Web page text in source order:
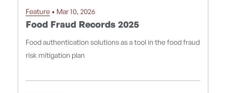
Feature • Mar 10, 2026
Food Fraud Records 2025
Food authentication solutions as a tool in the food fraud
risk mitigation plan